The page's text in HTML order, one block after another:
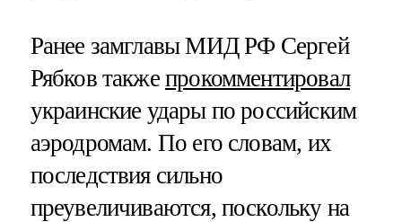
Ранее замглавы МИД РФ Сергей
Рябков также прокомментировал
украинские удары по российским
аэродромам. По его словам, их
последствия сильно
преувеличиваются, поскольку на